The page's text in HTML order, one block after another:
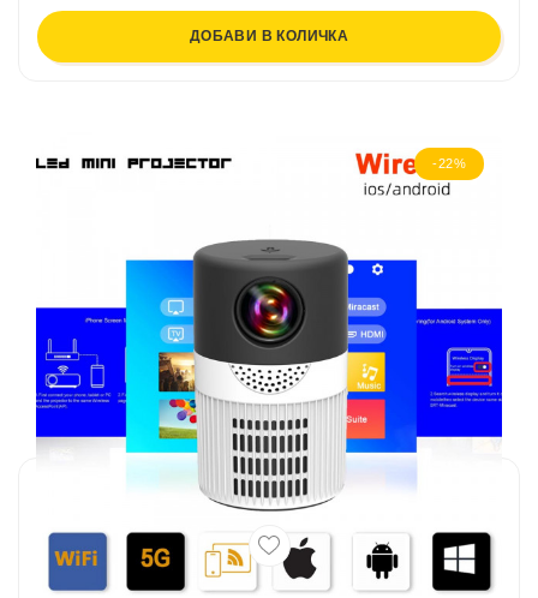
ДОБАВИ В КОЛИЧКА
-22%